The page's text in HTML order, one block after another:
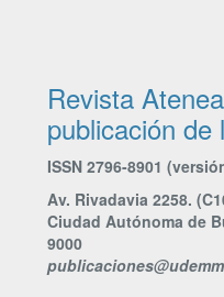
Revista
publicación de
ISSN 2796-8901
Av. Rivadavia 2258.
Ciudad Autónoma de
9000